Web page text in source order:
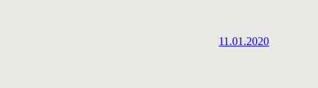
11.01.2020